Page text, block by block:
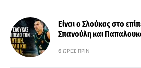
Είναι ο Σλούκας στο
Σπανούλη και
6 ΏΡΕΣ ΠΡΙΝ